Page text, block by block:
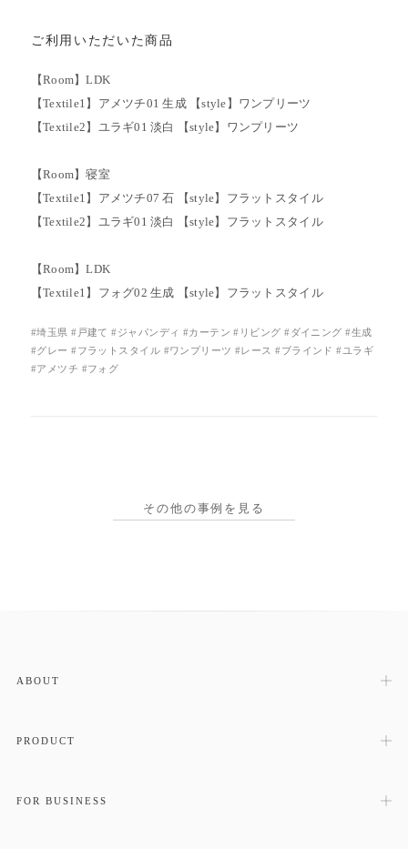
ご利用いただいた商品
【Room】LDK
【Textile1】アメツチ01 生成 【style】ワンプリーツ
【Textile2】ユラギ01 淡白 【style】ワンプリーツ
【Room】寝室
【Textile1】アメツチ07 石 【style】フラットスタイル
【Textile2】ユラギ01 淡白 【style】フラットスタイル
【Room】LDK
【Textile1】フォグ02 生成 【style】フラットスタイル
#埼玉県 #戸建て #ジャパンディ #カーテン #リビング #ダイニング #生成
#グレー #フラットスタイル #ワンプリーツ #レース #ブラインド #ユラギ
#アメツチ #フォグ
その他の事例を見る
ABOUT
PRODUCT
FOR BUSINESS